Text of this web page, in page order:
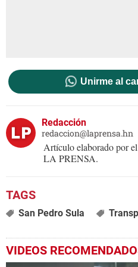
Unirme al
Redacción
redaccion@laprensa.hn
Artículo elaborado por
LA PRENSA.
San Pedro Sula
VIDEOS